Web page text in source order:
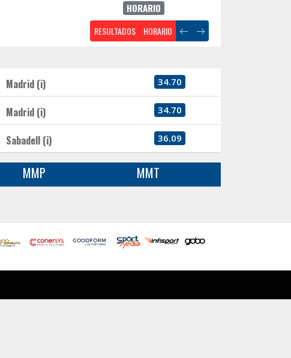
HORARIO
RESULTADOS HORARIO
Madrid (i) 34.70
Madrid (i) 34.70
Sabadell (i) 36.09
MMP MMT